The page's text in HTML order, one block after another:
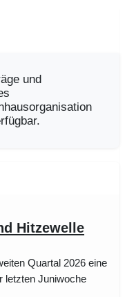
und
Hitzewelle
Quartal 2026 eine
letzten Juniwoche